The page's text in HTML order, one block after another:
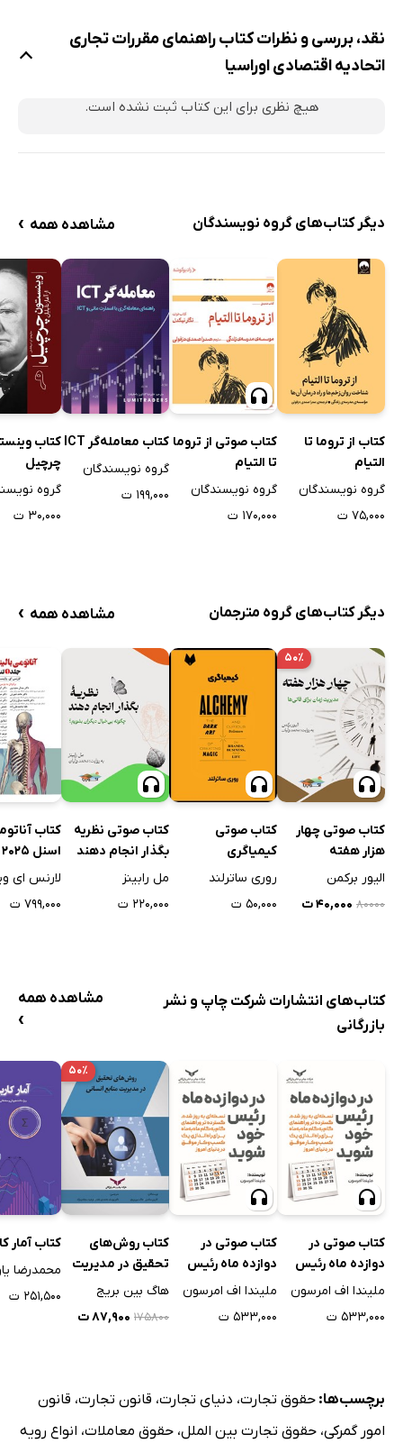
نقد، بررسی و نظرات کتاب راهنمای مقررات تجاری
اتحادیه اقتصادی اوراسیا
هیچ نظری برای این کتاب ثبت نشده است.
دیگر کتاب‌های گروه نویسندگان مشاهده همه ›
کتاب از تروما تا
التیام
گروه نویسندگان
۷۵,۰۰۰ ت
کتاب صوتی از تروما
تا التیام
گروه نویسندگان
۱۷۰,۰۰۰ ت
کتاب معامله‌گر ICT
گروه نویسندگان
۱۹۹,۰۰۰ ت
کتاب
چرچیل
گروه
۳۰,۰۰۰ ت
دیگر کتاب‌های گروه مترجمان مشاهده همه ›
۵۰٪
کتاب صوتی چهار
هزار هفته
الیور برکمن
۸۰۰۰۰ ۴۰,۰۰۰ ت
کتاب صوتی
کیمیاگری
روری ساترلند
۵۰,۰۰۰ ت
کتاب صوتی نظریه
بگذار انجام دهند
مل رابینز
۲۲۰,۰۰۰ ت
کتاب
اول
لارنس ای
۷۹۹,۰۰۰ ت
کتاب‌های انتشارات شرکت چاپ و نشر
بازرگانی
مشاهده همه
›
کتاب صوتی در
دوازده ماه رئیس
خود شوید
ملیندا اف امرسون
۵۳۳,۰۰۰ ت
کتاب صوتی در
دوازده ماه رئیس
خود شوید
ملیندا اف امرسون
۵۳۳,۰۰۰ ت
۵۰٪
کتاب روش‌های
تحقیق در مدیریت
منابع انسانی
هاگ بین بریج
۱۷۵۸۰۰ ۸۷,۹۰۰ ت
کتاب آمار
محمدرضا
۲۵۱,۵۰۰ ت
برچسب‌ها: حقوق تجارت، دنیای تجارت، قانون تجارت، قانون
امور گمرکی، حقوق تجارت بین الملل، حقوق معاملات، انواع رویه